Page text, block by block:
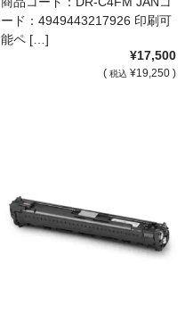
ード：4949443217926 印刷可
能ペ […]
¥17,500
( 税込 ¥19,250 )